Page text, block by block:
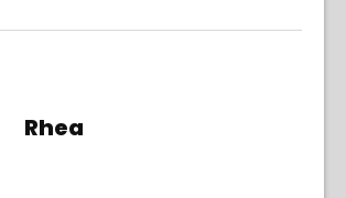
Rhea